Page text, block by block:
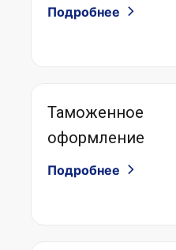
Подробнее
Таможенное
оформление
Подробнее